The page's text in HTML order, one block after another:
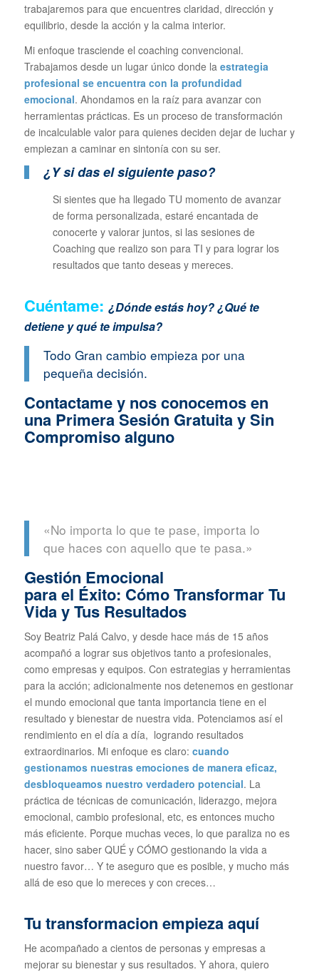
trabajaremos para que encuentres claridad, dirección y
equilibrio, desde la acción y la calma interior.
Mi enfoque trasciende el coaching convencional.
Trabajamos desde un lugar único donde la estrategia
profesional se encuentra con la profundidad
emocional. Ahondamos en la raíz para avanzar con
herramientas prácticas. Es un proceso de transformación
de incalculable valor para quienes deciden dejar de luchar y
empiezan a caminar en sintonía con su ser.
¿Y si das el siguiente paso?
Si sientes que ha llegado TU momento de avanzar
de forma personalizada, estaré encantada de
conocerte y valorar juntos, si las sesiones de
Coaching que realizo son para TI y para lograr los
resultados que tanto deseas y mereces.
Cuéntame: ¿Dónde estás hoy? ¿Qué te
detiene y qué te impulsa?
Todo Gran cambio empieza por una
pequeña decisión.
Contactame y nos conocemos en
una Primera Sesión Gratuita y Sin
Compromiso alguno
«No importa lo que te pase, importa lo
que haces con aquello que te pasa.»
Gestión Emocional
para el Éxito: Cómo Transformar Tu
Vida y Tus Resultados
Soy Beatriz Palá Calvo, y desde hace más de 15 años
acompañó a lograr sus objetivos tanto a profesionales,
como empresas y equipos. Con estrategias y herramientas
para la acción; adicionalmente nos detenemos en gestionar
el mundo emocional que tanta importancia tiene en el
resultado y bienestar de nuestra vida. Potenciamos así el
rendimiento en el día a día, logrando resultados
extraordinarios. Mi enfoque es claro: cuando
gestionamos nuestras emociones de manera eficaz,
desbloqueamos nuestro verdadero potencial. La
práctica de técnicas de comunicación, liderazgo, mejora
emocional, cambio profesional, etc, es entonces mucho
más eficiente. Porque muchas veces, lo que paraliza no es
hacer, sino saber QUÉ y CÓMO gestionando la vida a
nuestro favor… Y te aseguro que es posible, y mucho más
allá de eso que lo mereces y con creces…
Tu transformacion empieza aquí
He acompañado a cientos de personas y empresas a
mejorar su bienestar y sus resultados. Y ahora, quiero